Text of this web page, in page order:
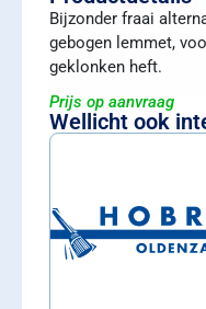
Bijzonder fraai
gebogen lemmet,
geklonken heft.
Prijs op aanvraag
Wellicht ook